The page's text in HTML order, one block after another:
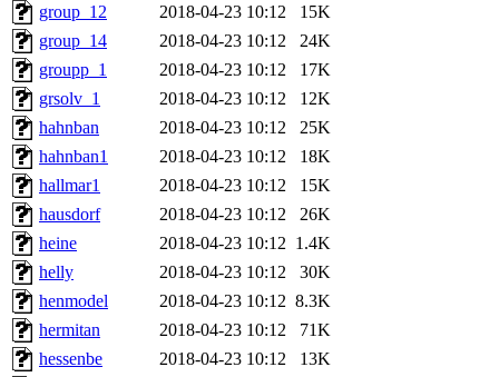
group_12
2018-04-23 10:12
15K
group_14
2018-04-23 10:12
24K
groupp_1
2018-04-23 10:12
17K
grsolv_1
2018-04-23 10:12
12K
hahnban
2018-04-23 10:12
25K
hahnban1
2018-04-23 10:12
18K
hallmar1
2018-04-23 10:12
15K
hausdorf
2018-04-23 10:12
26K
heine
2018-04-23 10:12 1.4K
helly
2018-04-23 10:12
30K
henmodel
2018-04-23 10:12 8.3K
hermitan
2018-04-23 10:12
71K
hessenbe
2018-04-23 10:12 13K